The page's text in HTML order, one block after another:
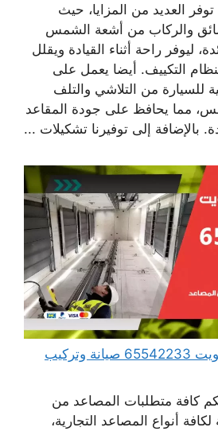
العديد من المزايا، حيث
والركاب من أشعة الشمس
ليوفر راحة أثناء القيادة ويقلل
التكييف. أيضا يعمل على
للسيارة من التلاشي والتلف
مما يحافظ على جودة المقاعد
بالإضافة إلى توفيرنا تشكيلات ...
صيانة مصاعد في الكويت 65542233 صيانة وتركيب
كافة متطلبات المصاعد من
أنواع المصاعد التجارية،